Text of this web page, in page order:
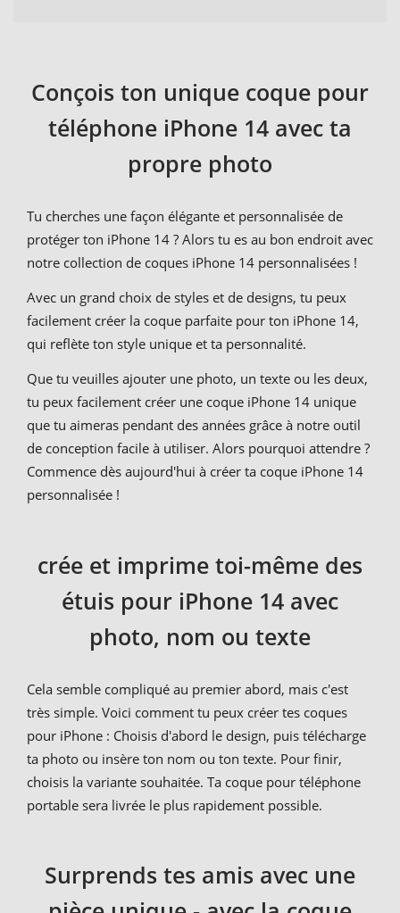
Conçois ton unique coque pour
téléphone iPhone 14 avec ta
propre photo
Tu cherches une façon élégante et personnalisée de
protéger ton iPhone 14 ? Alors tu es au bon endroit avec
notre collection de coques iPhone 14 personnalisées !
Avec un grand choix de styles et de designs, tu peux
facilement créer la coque parfaite pour ton iPhone 14,
qui reflète ton style unique et ta personnalité.
Que tu veuilles ajouter une photo, un texte ou les deux,
tu peux facilement créer une coque iPhone 14 unique
que tu aimeras pendant des années grâce à notre outil
de conception facile à utiliser. Alors pourquoi attendre ?
Commence dès aujourd'hui à créer ta coque iPhone 14
personnalisée !
crée et imprime toi-même des
étuis pour iPhone 14 avec
photo, nom ou texte
Cela semble compliqué au premier abord, mais c'est
très simple. Voici comment tu peux créer tes coques
pour iPhone : Choisis d'abord le design, puis télécharge
ta photo ou insère ton nom ou ton texte. Pour finir,
choisis la variante souhaitée. Ta coque pour téléphone
portable sera livrée le plus rapidement possible.
Surprends tes amis avec une